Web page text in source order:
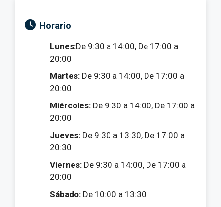
Horario
Lunes:De 9:30 a 14:00, De 17:00 a
20:00
Martes: De 9:30 a 14:00, De 17:00 a
20:00
Miércoles: De 9:30 a 14:00, De 17:00 a
20:00
Jueves: De 9:30 a 13:30, De 17:00 a
20:30
Viernes: De 9:30 a 14:00, De 17:00 a
20:00
Sábado: De 10:00 a 13:30